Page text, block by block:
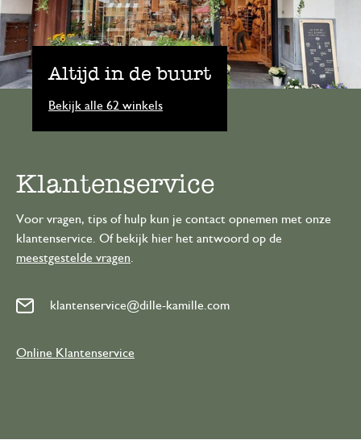
Altijd in de buurt
Bekijk alle 62 winkels
Klantenservice
Voor vragen, tips of hulp kun je contact opnemen met onze
klantenservice. Of bekijk hier het antwoord op de
meestgestelde vragen
klantenservice@dille-kamille.com
Online Klantenservice